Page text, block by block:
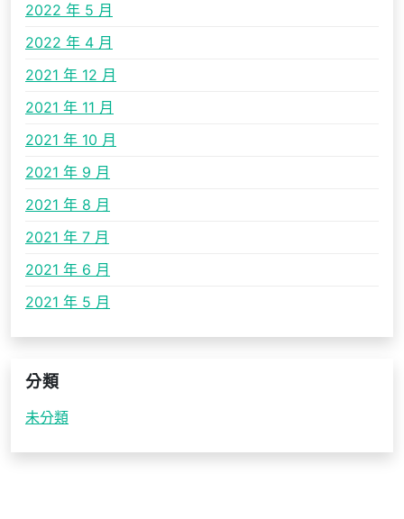
2022 年 5 月
2022 年 4 月
2021 年 12 月
2021 年 11 月
2021 年 10 月
2021 年 9 月
2021 年 8 月
2021 年 7 月
2021 年 6 月
2021 年 5 月
分類
未分類